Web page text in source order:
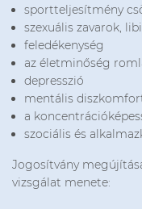
sportteljesítmény
szexuális zavarok,
feledékenység
az életminőség
depresszió
mentális
a
szociális és
Jogosítvány
vizsgálat menete: